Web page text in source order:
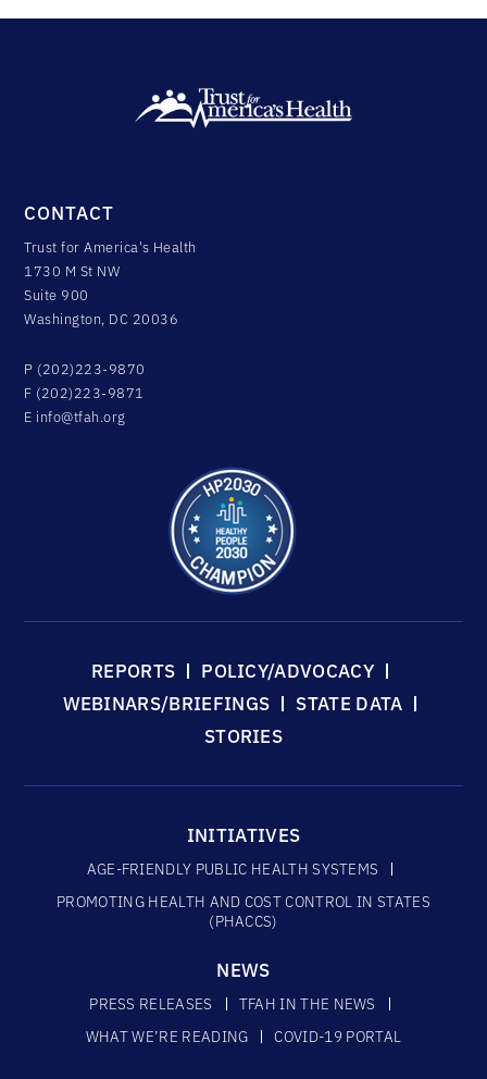
CONTACT
Trust for America's Health
1730 M St NW
Suite 900
Washington, DC 20036
P (202)223-9870
F (202)223-9871
E info@tfah.org
REPORTS
POLICY/ADVOCACY
WEBINARS/BRIEFINGS
STATE DATA
STORIES
INITIATIVES
AGE-FRIENDLY PUBLIC HEALTH SYSTEMS
PROMOTING HEALTH AND COST CONTROL IN STATES
(PHACCS)
NEWS
PRESS RELEASES
TFAH IN THE NEWS
WHAT WE’RE READING
COVID-19 PORTAL